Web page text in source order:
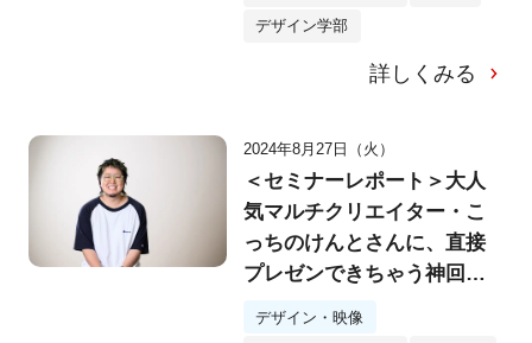
デザイン学部
詳しくみる
2024年8月27日（火）
＜セミナーレポート＞大人
気マルチクリエイター・こ
っちのけんとさんに、直接
プレゼンできちゃう神回！2
日間で、「はいよろこん
デザイン・映像